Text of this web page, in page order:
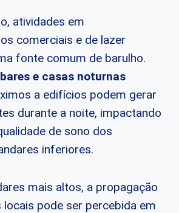
atividades em
comerciais e de lazer
fonte comum de barulho.
e casas noturnas
a edifícios podem gerar
durante a noite, impactando
de sono dos
inferiores.
mais altos, a propagação
pode ser percebida em